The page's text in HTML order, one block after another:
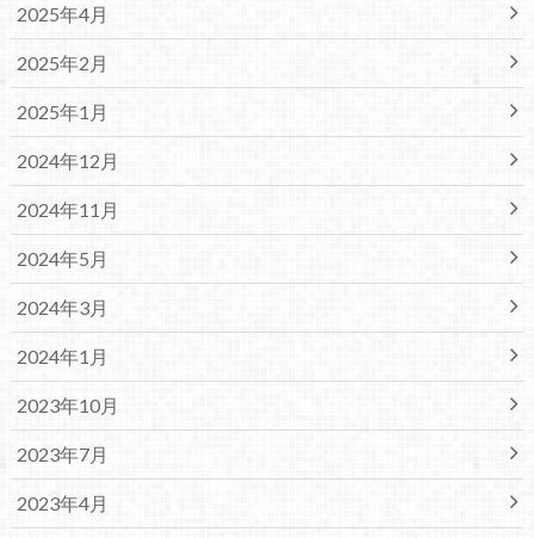
2025年4月
2025年2月
2025年1月
2024年12月
2024年11月
2024年5月
2024年3月
2024年1月
2023年10月
2023年7月
2023年4月